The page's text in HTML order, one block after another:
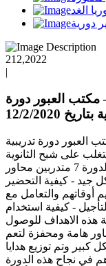
الغد
دورية
212,2022
|
العبور دورة
12/2/2020
العبور دورة تدريبية
12/2/2020 بعنوان :التغلب على شبح الثانوية
العامة, تقديم الاستاذ طاهر النجار حضر الدورة 7 متدربين محاور
جيد - كيفية التحضير
أوقاتهم والتعامل مع
- كيفية استخدام
هذه الاهداف للوصول
هامة ومحفزة لتعم
كبير وتم توزيع هدايا
في نجاح هذه الدورة